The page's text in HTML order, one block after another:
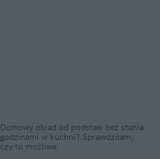
Domowy obiad od podstaw bez stania
godzinami w kuchni? Sprawdziłam,
czy to możliwe